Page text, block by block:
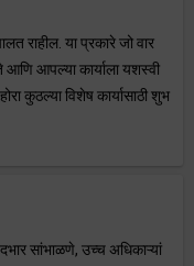
राहील. या प्रकारे जो वार
आणि आपल्या कार्याला यशस्वी
कुठल्या विशेष कार्यासाठी शुभ
सांभाळणे, उच्च अधिकाऱ्यां